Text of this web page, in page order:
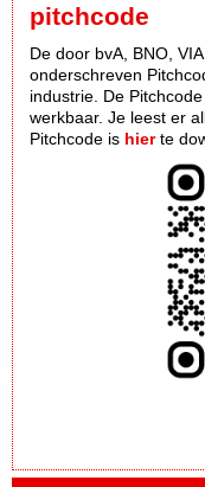
pitchcode
De door bvA, BNO,
onderschreven
industrie. De
werkbaar. Je leest er
Pitchcode is hierte